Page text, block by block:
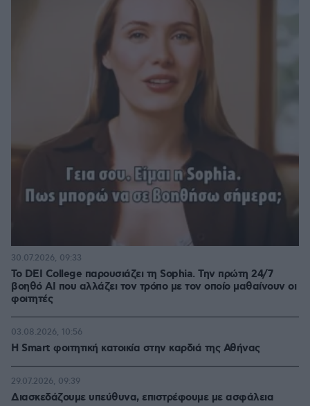
Το DEI College παρουσιάζει τη Sophia. Την πρώτη 24/7
βοηθό AI που αλλάζει τον τρόπο με τον οποίο μαθαίνουν οι
φοιτητές
30.07.2026, 09:33
Η Smart φοιτητική κατοικία στην καρδιά της Αθήνας
03.08.2026, 10:56
Διασκεδάζουμε υπεύθυνα, επιστρέφουμε με ασφάλεια
29.07.2026, 09:39